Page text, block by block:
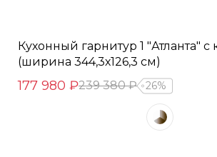
Кухонный гарнитур 1 "Атланта" с
(ширина 344,3х126,3 см)
177 980 ₽239 380 ₽ 26%